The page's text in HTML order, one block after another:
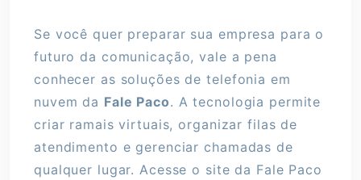
Se você quer preparar sua empresa para o
futuro da comunicação, vale a pena
conhecer as soluções de telefonia em
nuvem da Fale Paco. A tecnologia permite
criar ramais virtuais, organizar filas de
atendimento e gerenciar chamadas de
qualquer lugar. Acesse o site da Fale Paco